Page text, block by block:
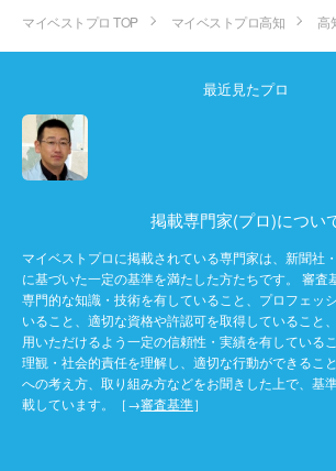
マイベストプロ TOP マイベストプロ高知 高
最近見たプロ
掲載専門家(プロ)につい
マイベストプロに掲載されている専門家は、新聞社
に基づいた一定の基準を満たした方たちです。 審査
専門的な知識・技術を有していること、プロフェッ
いること、適切な資格や許認可を取得していること
用いただけるよう一定の信頼性・実績を有している
理観・社会的責任を理解し、適切な行動ができるこ
への考え方、取り組み方などをお聞きした上で、基
載しています。［→審査基準］